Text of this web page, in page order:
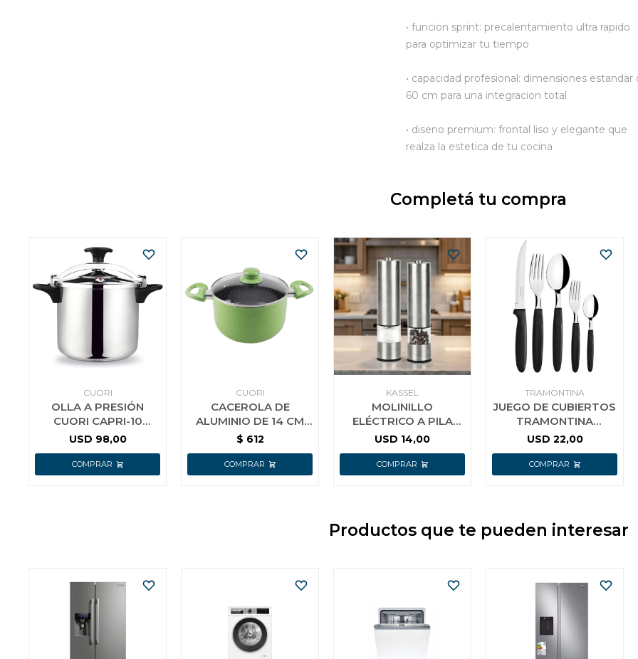
• funcion sprint: precalentamiento ultra rapido
para optimizar tu tiempo
• capacidad profesional: dimensiones estandar
60 cm para una integracion total
• diseno premium: frontal liso y elegante que
realza la estetica de tu cocina
Completá tu compra
CUORI
OLLA A PRESIÓN
CUORI CAPRI-10
ACERO INOX.
USD 98,00
CUORI
CACEROLA DE
ALUMINIO DE 14 CM
CON INTERIOR
VERDE
$ 612
KASSEL
MOLINILLO
ELÉCTRICO A PILA
PARA SAL O PIMIENTA
USD 14,00
TRAMONTINA
JUEGO DE CUBIERTOS
TRAMONTINA
IPANEMA 30 PZAS
USD 22,00
Productos que te pueden interesar